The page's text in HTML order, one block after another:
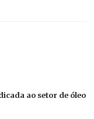
ao setor de óleo